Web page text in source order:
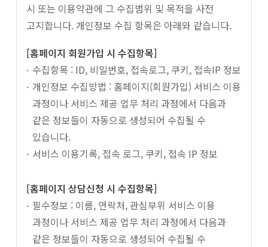
시 또는 이용약관에 그 수집범위 및 목적을 사전
고지합니다. 개인정보 수집 항목은 아래와 같습니다.
[홈페이지 회원가입 시 수집항목]
수집항목 : ID, 비밀번호, 접속로그, 쿠키, 접속IP 정보
개인정보 수집방법 : 홈페이지(회원가입) 서비스 이용
과정이나 서비스 제공 업무 처리 과정에서 다음과
같은 정보들이 자동으로 생성되어 수집될 수
있습니다.
서비스 이용기록, 접속 로그, 쿠키, 접속 IP 정보
[홈페이지 상담신청 시 수집항목]
필수정보 : 이름, 연락처, 관심부위 서비스 이용
과정이나 서비스 제공 업무 처리 과정에서 다음과
같은 정보들이 자동으로 생성되어 수집될 수